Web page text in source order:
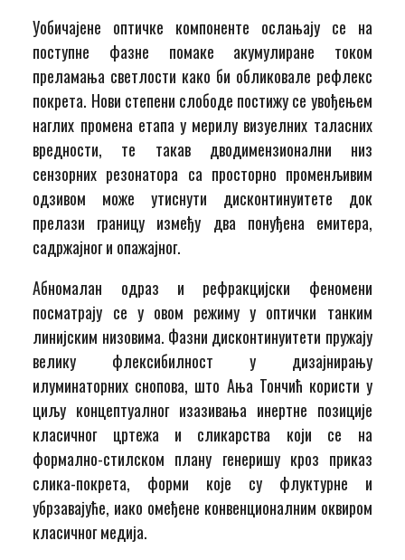
Уобичајене оптичке компоненте ослањају се на
поступне фазне помаке акумулиране током
преламања светлости како би обликовале рефлекс
покрета. Нови степени слободе постижу се увођењем
наглих промена етапа у мерилу визуелних таласних
вредности, те такав дводимензионални низ
сензорних резонатора са просторно променљивим
одзивом може утиснути дисконтинуитете док
прелази границу између два понуђена емитера,
садржајног и опажајног.
Абномалан одраз и рефракцијски феномени
посматрају се у овом режиму у оптички танким
линијским низовима. Фазни дисконтинуитети пружају
велику флексибилност у дизајнирању
илуминаторних снопова, што Ања Тончић користи у
циљу концептуалног изазивања инертне позиције
класичног цртежа и сликарства који се на
формално-стилском плану генеришу кроз приказ
слика-покрета, форми које су флуктурне и
убрзавајуће, иако омеђене конвенционалним оквиром
класичног медија.